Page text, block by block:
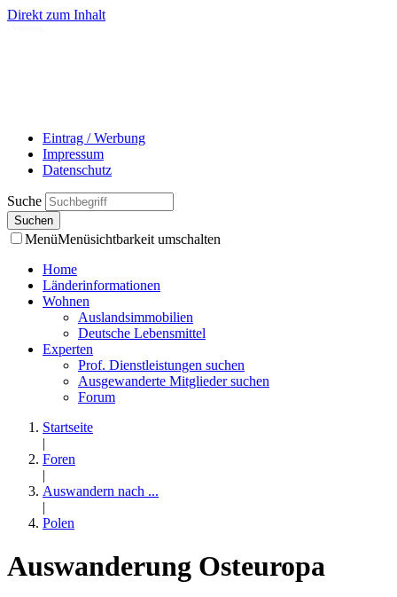
Direkt zum Inhalt
Eintrag / Werbung
Impressum
Datenschutz
Suche
MenüMenüsichtbarkeit umschalten
Home
Länderinformationen
Wohnen
Auslandsimmobilien
Deutsche Lebensmittel
Experten
Prof. Dienstleistungen suchen
Ausgewanderte Mitglieder suchen
Forum
Startseite
|
Foren
|
Auswandern nach ...
|
Polen
Auswanderung Osteuropa